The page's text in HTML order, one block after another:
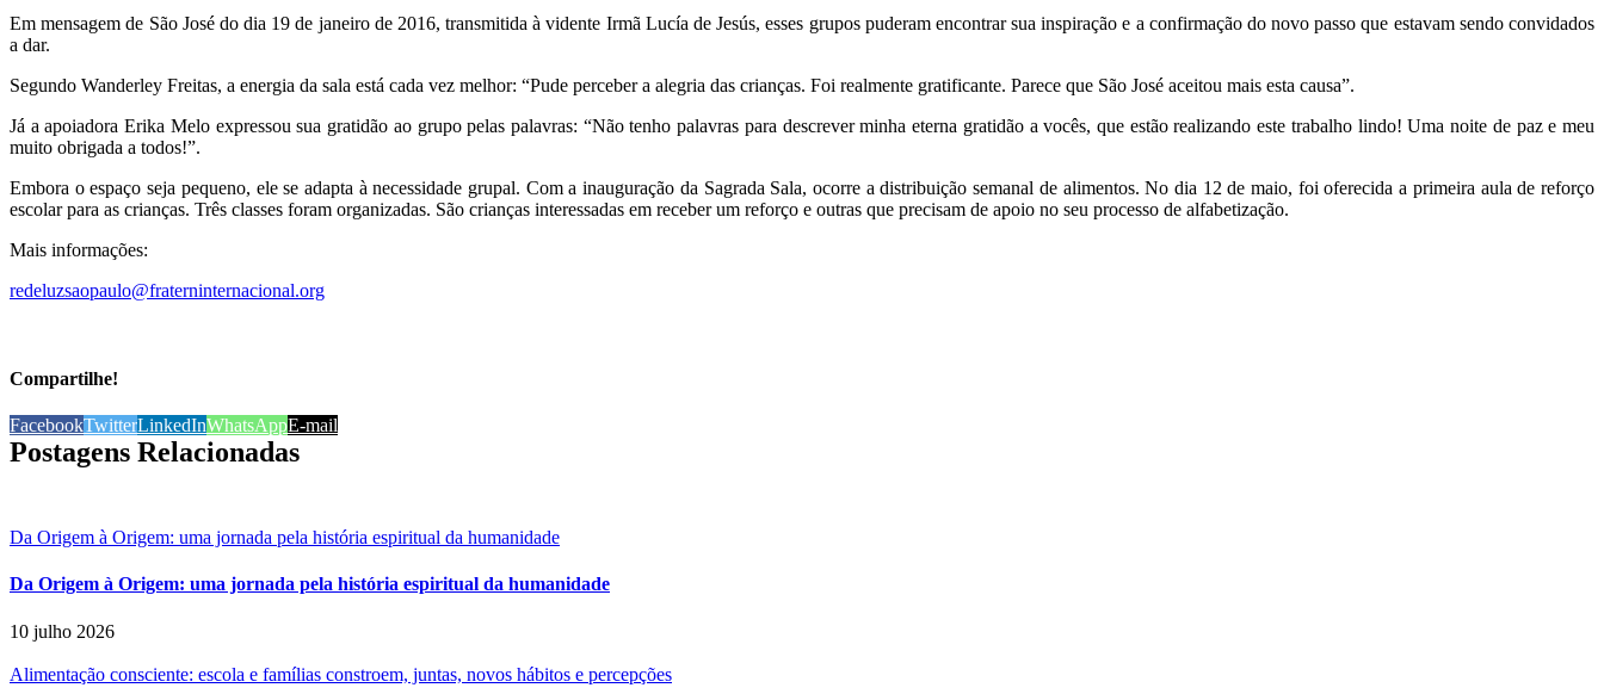
Em mensagem de São José do dia 19 de janeiro de 2016, transmitida à vidente Irmã Lucía de Jesús, esses grupos puderam encontrar sua inspiração e a confirmação do novo passo que estavam sendo convidados
a dar.
Segundo Wanderley Freitas, a energia da sala está cada vez melhor: “Pude perceber a alegria das crianças. Foi realmente gratificante. Parece que São José aceitou mais esta causa”.
Já a apoiadora Erika Melo expressou sua gratidão ao grupo pelas palavras: “Não tenho palavras para descrever minha eterna gratidão a vocês, que estão realizando este trabalho lindo! Uma noite de paz e meu
muito obrigada a todos!”.
Embora o espaço seja pequeno, ele se adapta à necessidade grupal. Com a inauguração da Sagrada Sala, ocorre a distribuição semanal de alimentos. No dia 12 de maio, foi oferecida a primeira aula de reforço
escolar para as crianças. Três classes foram organizadas. São crianças interessadas em receber um reforço e outras que precisam de apoio no seu processo de alfabetização.
Mais informações:
redeluzsaopaulo@fraterninternacional.org
Compartilhe!
FacebookTwitterLinkedInWhatsAppE-mail
Postagens Relacionadas
Da Origem à Origem: uma jornada pela história espiritual da humanidade
Da Origem à Origem: uma jornada pela história espiritual da humanidade
10 julho 2026
Alimentação consciente: escola e famílias constroem, juntas, novos hábitos e percepções